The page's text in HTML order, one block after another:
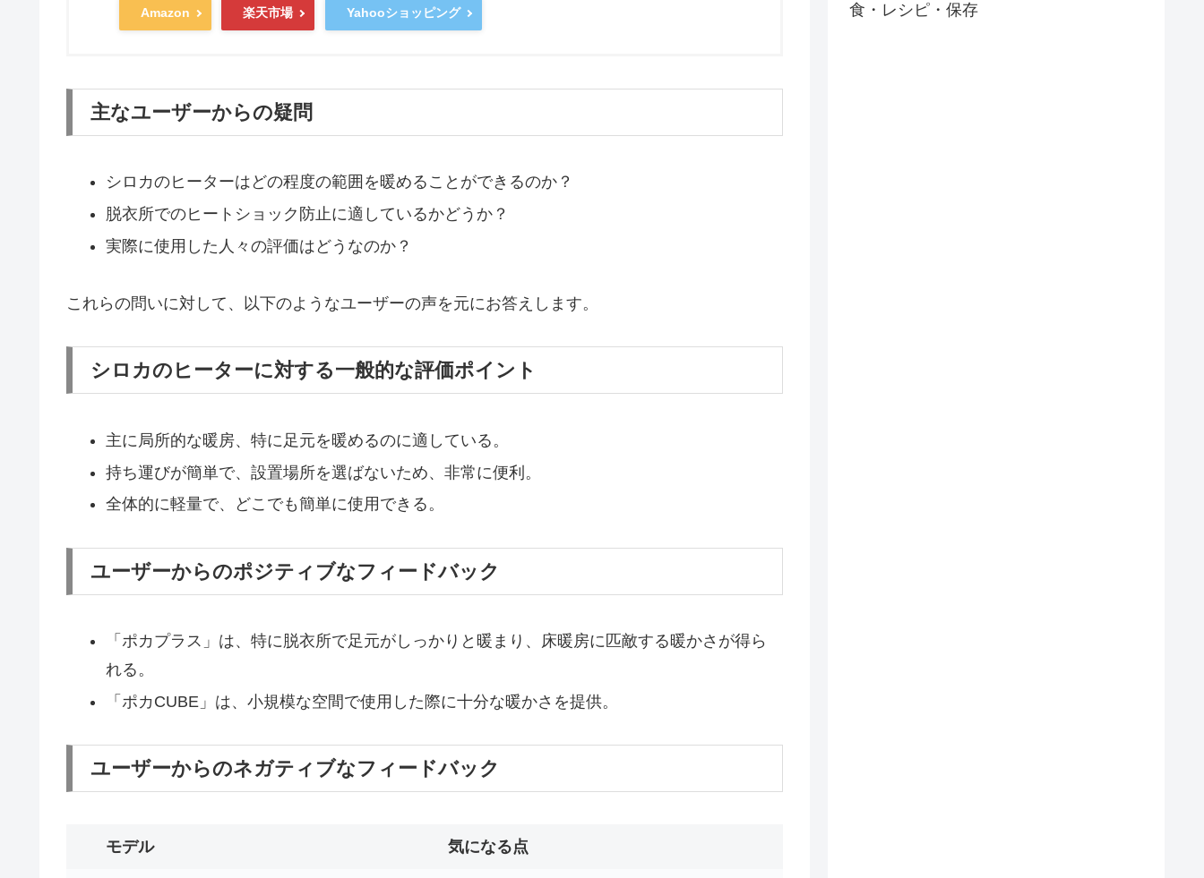
Amazon 楽天市場 Yahooショッピング
主なユーザーからの疑問
シロカのヒーターはどの程度の範囲を暖めることができるのか？
脱衣所でのヒートショック防止に適しているかどうか？
実際に使用した人々の評価はどうなのか？
これらの問いに対して、以下のようなユーザーの声を元にお答えします。
シロカのヒーターに対する一般的な評価ポイント
主に局所的な暖房、特に足元を暖めるのに適している。
持ち運びが簡単で、設置場所を選ばないため、非常に便利。
全体的に軽量で、どこでも簡単に使用できる。
ユーザーからのポジティブなフィードバック
「ポカプラス」は、特に脱衣所で足元がしっかりと暖まり、床暖房に匹敵する暖かさが得ら
れる。
「ポカCUBE」は、小規模な空間で使用した際に十分な暖かさを提供。
ユーザーからのネガティブなフィードバック
モデル 気になる点
食・レシピ・保存